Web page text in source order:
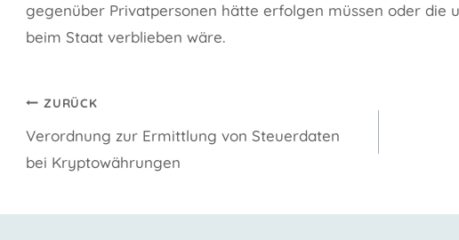
gegenüber Privatpersonen hätte erfolgen müssen oder die
beim Staat verblieben wäre.
Beitragsnavigation
ZURÜCK
Verordnung zur Ermittlung von Steuerdaten
bei Kryptowährungen